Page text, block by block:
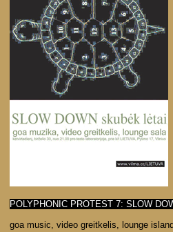
POLYPHONIC PROTEST 7: SLOW
goa music, video greitkelis, lounge